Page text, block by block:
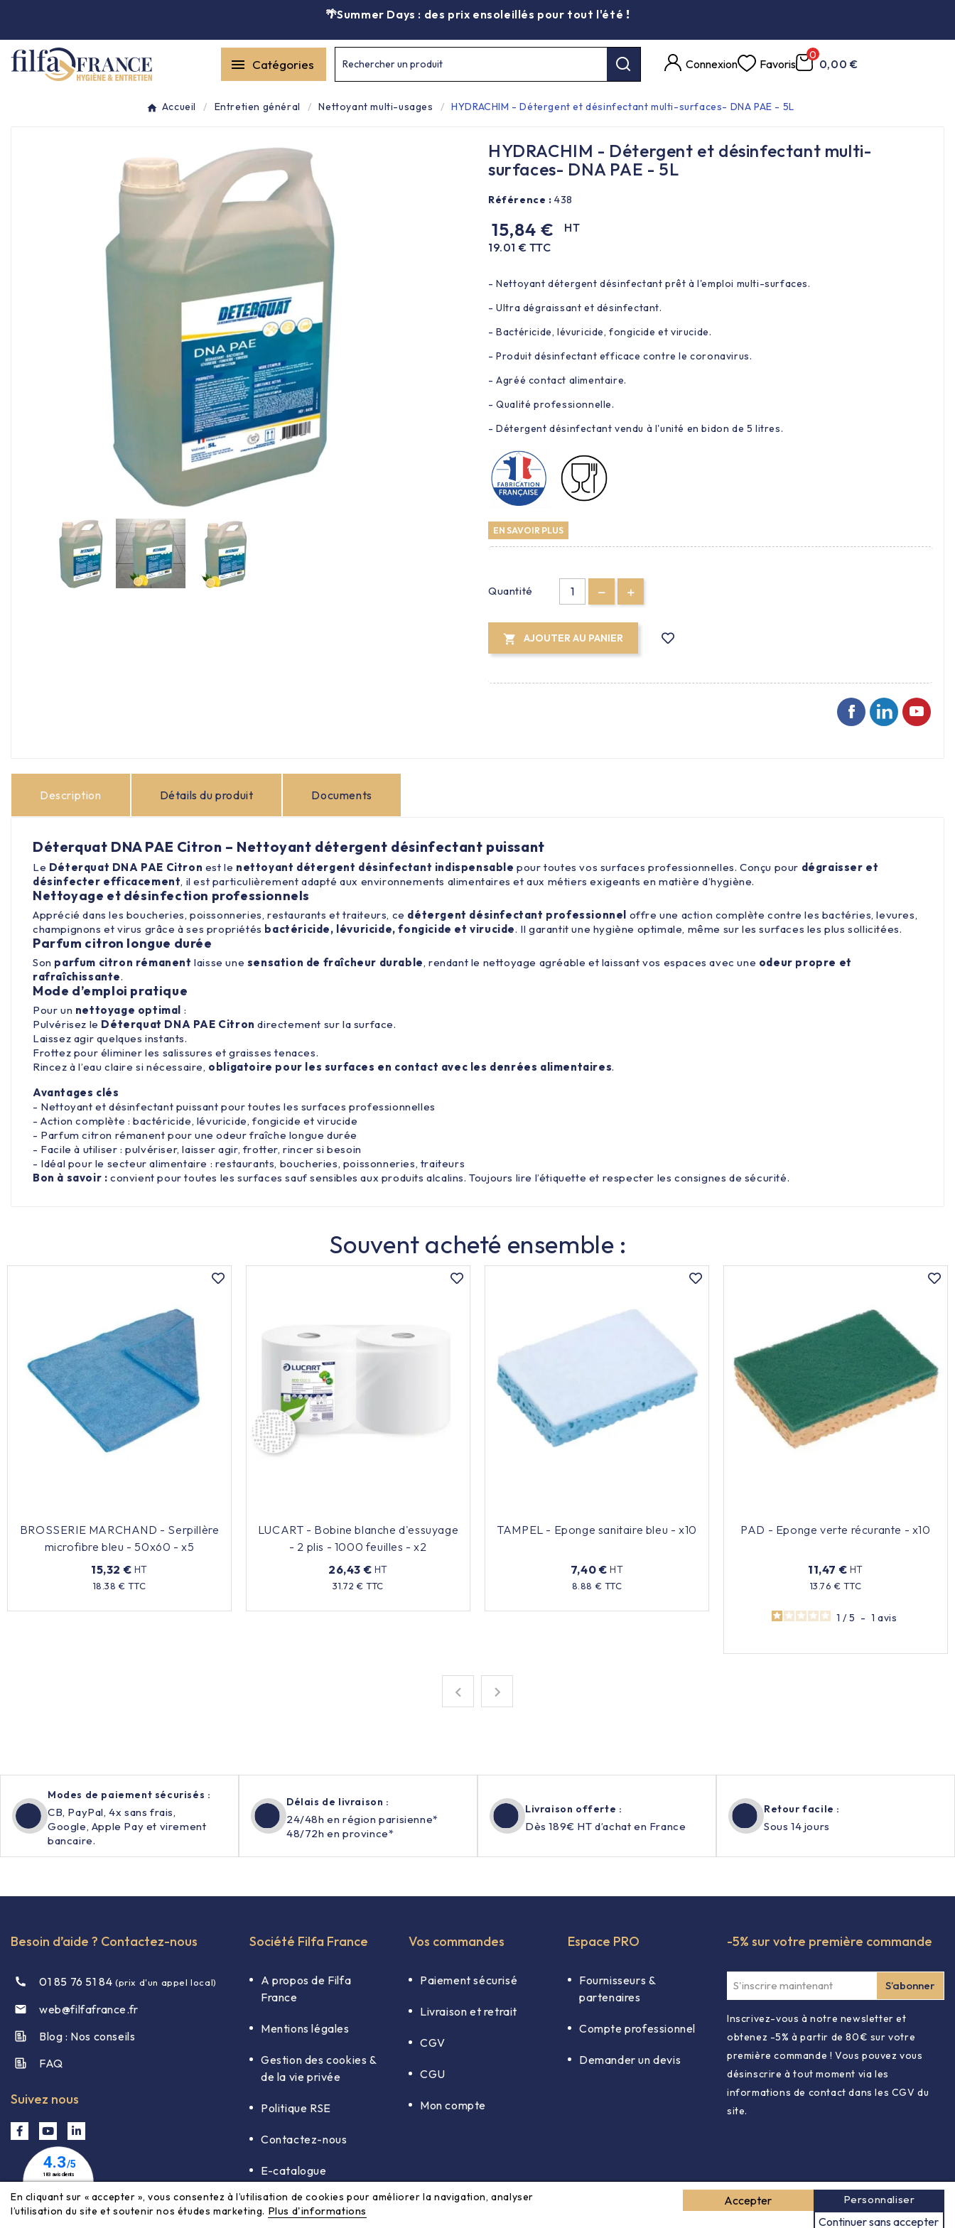
🌴Summer Days : des prix ensoleillés pour tout l'été !
 Catégories
Entretien général
Collecte des déchets 
Produit d'accueil
Hygiène mains 
Alimentaire & jetable 
Équipement cuisine pro 
Les nouveaux produits
Rechercher un produit Connexion Favoris
0
0,00 €
Accueil Entretien général Nettoyant multi-usages HYDRACHIM - Détergent et désinfectant multi-surfaces- DNA PAE - 5L
HYDRACHIM - Détergent et désinfectant multi-
surfaces- DNA PAE - 5L
Référence : 438
15,84 €
HT
19.01 € TTC
- Nettoyant détergent désinfectant prêt à l'emploi multi-surfaces.
- Ultra dégraissant et désinfectant.
- Bactéricide, lévuricide, fongicide et virucide.
- Produit désinfectant efficace contre le coronavirus.
- Agréé contact alimentaire.
- Qualité professionnelle.
- Détergent désinfectant vendu à l'unité en bidon de 5 litres.
EN SAVOIR PLUS
Quantité
 AJOUTER AU PANIER
Description Détails du produit Documents
Déterquat DNA PAE Citron – Nettoyant détergent désinfectant puissant
Le Déterquat DNA PAE Citron est le nettoyant détergent désinfectant indispensable pour toutes vos surfaces professionnelles. Conçu pour dégraisser et
désinfecter efficacement, il est particulièrement adapté aux environnements alimentaires et aux métiers exigeants en matière d’hygiène.
Nettoyage et désinfection professionnels
Apprécié dans les boucheries, poissonneries, restaurants et traiteurs, ce détergent désinfectant professionnel offre une action complète contre les bactéries, levures,
champignons et virus grâce à ses propriétés bactéricide, lévuricide, fongicide et virucide. Il garantit une hygiène optimale, même sur les surfaces les plus sollicitées.
Parfum citron longue durée
Son parfum citron rémanent laisse une sensation de fraîcheur durable, rendant le nettoyage agréable et laissant vos espaces avec une odeur propre et
rafraîchissante.
Mode d’emploi pratique
Pour un nettoyage optimal :
Pulvérisez le Déterquat DNA PAE Citron directement sur la surface.
Laissez agir quelques instants.
Frottez pour éliminer les salissures et graisses tenaces.
Rincez à l’eau claire si nécessaire, obligatoire pour les surfaces en contact avec les denrées alimentaires.
Avantages clés
- Nettoyant et désinfectant puissant pour toutes les surfaces professionnelles
- Action complète : bactéricide, lévuricide, fongicide et virucide
- Parfum citron rémanent pour une odeur fraîche longue durée
- Facile à utiliser : pulvériser, laisser agir, frotter, rincer si besoin
- Idéal pour le secteur alimentaire : restaurants, boucheries, poissonneries, traiteurs
Bon à savoir : convient pour toutes les surfaces sauf sensibles aux produits alcalins. Toujours lire l’étiquette et respecter les consignes de sécurité.
Souvent acheté ensemble :
BROSSERIE MARCHAND - Serpillère
microfibre bleu - 50x60 - x5
15,32 € HT
18.38 € TTC
Prix
LUCART - Bobine blanche d'essuyage
- 2 plis - 1000 feuilles - x2
26,43 € HT
31.72 € TTC
Prix
TAMPEL - Eponge sanitaire bleu - x10
7,40 € HT
8.88 € TTC
Prix
PAD - Eponge verte récurante - x10
11,47 € HT
13.76 € TTC
1 / 5 - 1avis
 
Modes de paiement sécurisés :
CB, PayPal, 4x sans frais,
Google, Apple Pay et virement
bancaire.
Délais de livraison :
24/48h en région parisienne*
48/72h en province*
Livraison offerte :
Dès 189€ HT d’achat en France
Retour facile :
Sous 14 jours
Besoin d’aide ? Contactez-nous
01 85 76 51 84 (prix d'un appel local)

web@filfafrance.fr
Blog : Nos conseils​
FAQ​
Suivez nous
Société Filfa France
A propos de Filfa
France
Mentions légales
Gestion des cookies &
de la vie privée
Politique RSE
Contactez-nous
E-catalogue
Vos commandes
Paiement sécurisé
Livraison et retrait
CGV
CGU
Mon compte
Espace PRO
Fournisseurs &
partenaires
Compte professionnel
Demander un devis
-5% sur votre première commande
Inscrivez-vous à notre newsletter et
obtenez -5% à partir de 80€ sur votre
première commande ! Vous pouvez vous
désinscrire à tout moment via les
informations de contact dans les CGV du
site.
En cliquant sur « accepter », vous consentez à l’utilisation de cookies pour améliorer la navigation, analyser
l’utilisation du site et soutenir nos études marketing. Plus d'informations
Continuer sans accepter
Accepter Personnaliser